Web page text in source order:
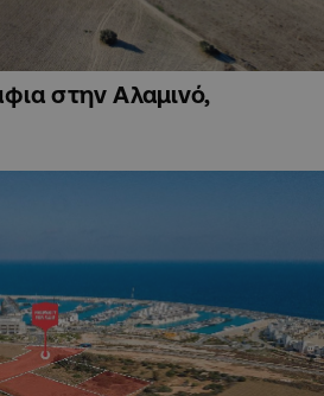
στην Αλαμινό,